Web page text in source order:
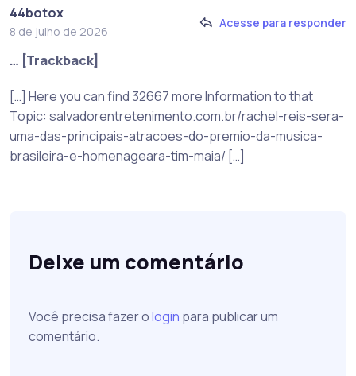
44botox
8 de julho de 2026
Acesse para responder
… [Trackback]
[…] Here you can find 32667 more Information to that
Topic: salvadorentretenimento.com.br/rachel-reis-sera-
uma-das-principais-atracoes-do-premio-da-musica-
brasileira-e-homenageara-tim-maia/ […]
Deixe um comentário
Você precisa fazer ologin para publicar um
comentário.